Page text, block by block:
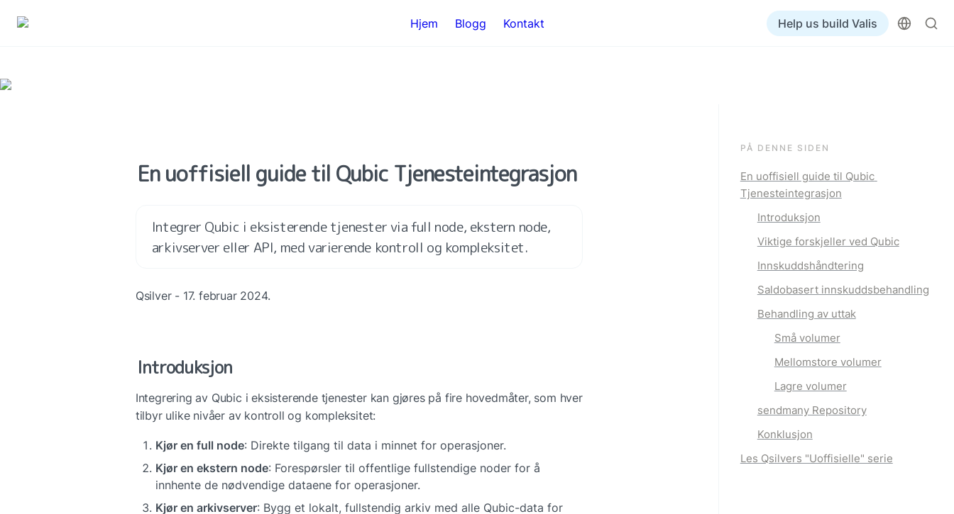
Hjem Blogg Kontakt Help us build Valis
En uoffisiell guide til Qubic Tjenesteintegrasjon
Integrer Qubic i eksisterende tjenester via full node, ekstern node,
arkivserver eller API, med varierende kontroll og kompleksitet.
Qsilver - 17. februar 2024.
Introduksjon
Integrering av Qubic i eksisterende tjenester kan gjøres på fire hovedmåter, som hver
tilbyr ulike nivåer av kontroll og kompleksitet:
Kjør en full node: Direkte tilgang til data i minnet for operasjoner.
Kjør en ekstern node: Forespørsler til offentlige fullstendige noder for å
innhente de nødvendige dataene for operasjoner.
Kjør en arkivserver: Bygg et lokalt, fullstendig arkiv med alle Qubic-data for
PÅ DENNE SIDEN
En uoffisiell guide til Qubic
Tjenesteintegrasjon
Introduksjon
Viktige forskjeller ved Qubic
Innskuddshåndtering
Saldobasert innskuddsbehandling
Behandling av uttak
Små volumer
Mellomstore volumer
Lagre volumer
sendmany Repository
Konklusjon
Les Qsilvers "Uoffisielle" serie